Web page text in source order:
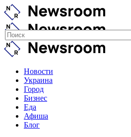
Новости
Украина
Город
Бизнес
Еда
Афиша
Блог